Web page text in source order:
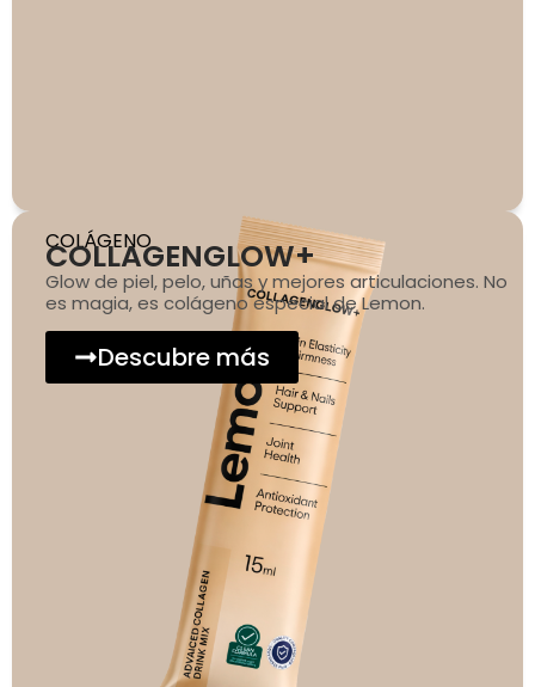
COLÁGENO
COLLAGENGLOW+
Glow de piel, pelo, uñas y mejores articulaciones. No
es magia, es colágeno especial de Lemon.
Descubre más